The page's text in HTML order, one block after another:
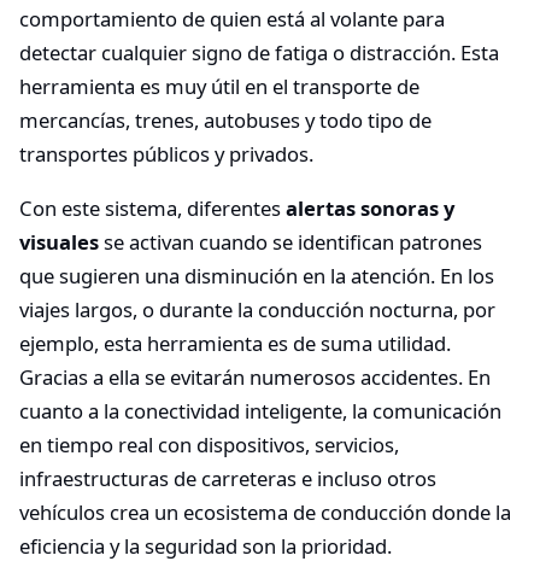
comportamiento de quien está al volante para
detectar cualquier signo de fatiga o distracción. Esta
herramienta es muy útil en el transporte de
mercancías, trenes, autobuses y todo tipo de
transportes públicos y privados.
Con este sistema, diferentesalertas sonoras y
visualesse activan cuando se identifican patrones
que sugieren una disminución en la atención. En los
viajes largos, o durante la conducción nocturna, por
ejemplo, esta herramienta es de suma utilidad.
Gracias a ella se evitarán numerosos accidentes. En
cuanto a la conectividad inteligente, la comunicación
en tiempo real con dispositivos, servicios,
infraestructuras de carreteras e incluso otros
vehículos crea un ecosistema de conducción donde la
eficiencia y la seguridad son la prioridad.